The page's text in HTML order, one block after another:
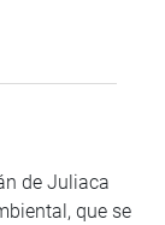
de Juliaca
que se